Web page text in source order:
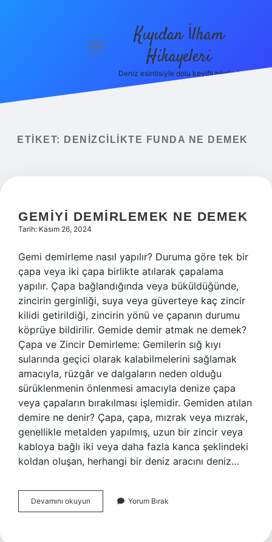
menüyü
Kıyıdan İlham
Hikayeleri
Deniz esintisiyle dolu keyifli bilgiler!
ETIKET: DENIZCILIKTE FUNDA NE DEMEK
GEMIYI DEMIRLEMEK NE DEMEK
Tarih: Kasım 26, 2024
Gemi demirleme nasıl yapılır? Duruma göre tek bir
çapa veya iki çapa birlikte atılarak çapalama
yapılır. Çapa bağlandığında veya büküldüğünde,
zincirin gerginliği, suya veya güverteye kaç zincir
kilidi getirildiği, zincirin yönü ve çapanın durumu
köprüye bildirilir. Gemide demir atmak ne demek?
Çapa ve Zincir Demirleme: Gemilerin sığ kıyı
sularında geçici olarak kalabilmelerini sağlamak
amacıyla, rüzgâr ve dalgaların neden olduğu
sürüklenmenin önlenmesi amacıyla denize çapa
veya çapaların bırakılması işlemidir. Gemiden atılan
demire ne denir? Çapa, çapa, mızrak veya mızrak,
genellikle metalden yapılmış, uzun bir zincir veya
kabloya bağlı iki veya daha fazla kanca şeklindeki
koldan oluşan, herhangi bir deniz aracını deniz…
Devamını okuyun
Demirlemek
Yorum Bırak